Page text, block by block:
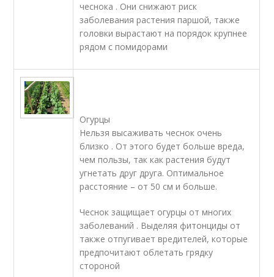
чеснока . Они снижают риск
заболевания растения паршой, также
головки вырастают на порядок крупнее
рядом с помидорами
Огурцы
Нельзя высаживать чеснок очень
близко . От этого будет больше вреда,
чем пользы, так как растения будут
угнетать друг друга. Оптимальное
расстояние – от 50 см и больше.
Чеснок защищает огурцы от многих
заболеваний . Выделяя фитонциды от
также отпугивает вредителей, которые
предпочитают облетать грядку
стороной